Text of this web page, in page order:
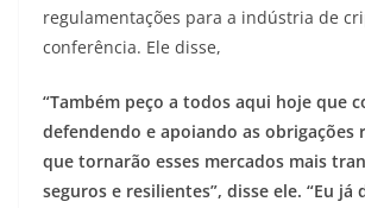
regulamentações para a indústria de
conferência. Ele disse,
“Também peço a todos aqui hoje que
defendendo e apoiando as obrigações
que tornarão esses mercados mais
seguros e resilientes”, disse ele. “Eu já